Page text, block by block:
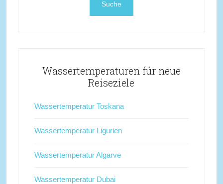
Wassertemperaturen für neue
Reiseziele
Wassertemperatur Toskana
Wassertemperatur Ligurien
Wassertemperatur Algarve
Wassertemperatur Dubai